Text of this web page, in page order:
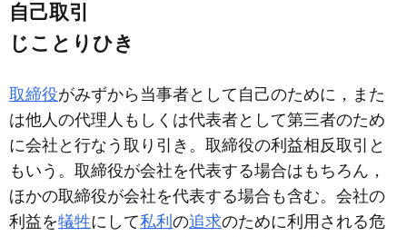
自己取引
じことりひき
取締役がみずから当事者として自己のために，また
は他人の代理人もしくは代表者として第三者のため
に会社と行なう取り引き。取締役の利益相反取引と
もいう。取締役が会社を代表する場合はもちろん，
ほかの取締役が会社を代表する場合も含む。会社の
利益を犠牲にして私利 の追求のために利用される危